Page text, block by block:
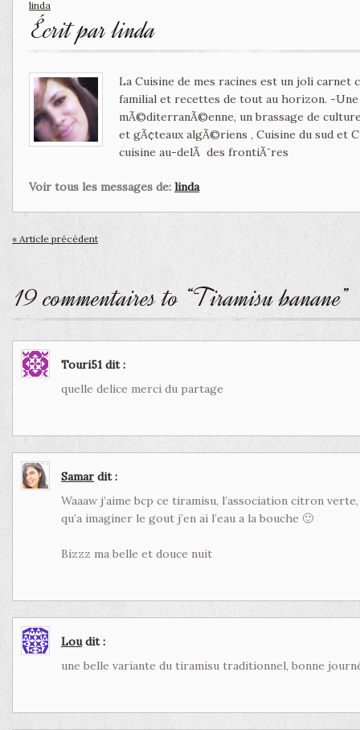
linda
Écrit parlinda
La Cuisine de mes racines est un joli
familial et recettes de tout au horizon. -
mÃ©diterranÃ©enne, un brassage de
et gÃ¢teaux algÃ©riens , Cuisine du sud et
cuisine au-delÃ des frontiÃ¨res
Voir tous les messages de: linda
« Article précédent
19 commentaires to “Tiramisu banane”
Touri51 dit :
quelle delice merci du partage
Samar dit :
Waaaw j’aime bcp ce tiramisu, l’association citron
qu’a imaginer le gout j’en ai l’eau a la bouche 🙂
Bizzz ma belle et douce nuit
Lou dit :
une belle variante du tiramisu traditionnel, bonne